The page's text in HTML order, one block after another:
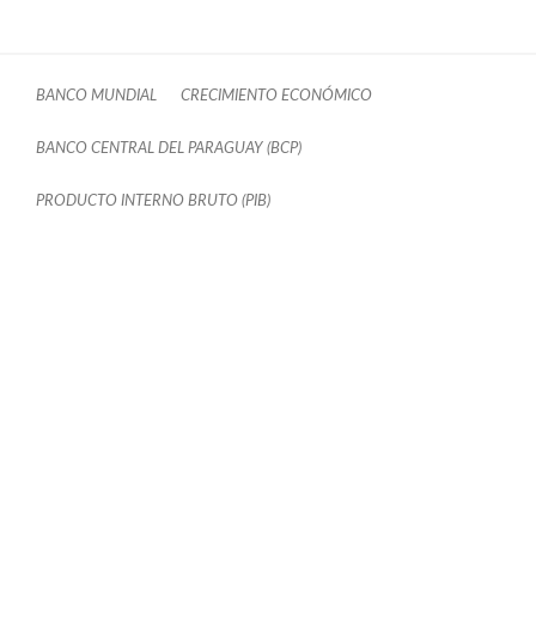
BANCO MUNDIAL CRECIMIENTO ECONÓMICO
BANCO CENTRAL DEL PARAGUAY (BCP)
PRODUCTO INTERNO BRUTO (PIB)